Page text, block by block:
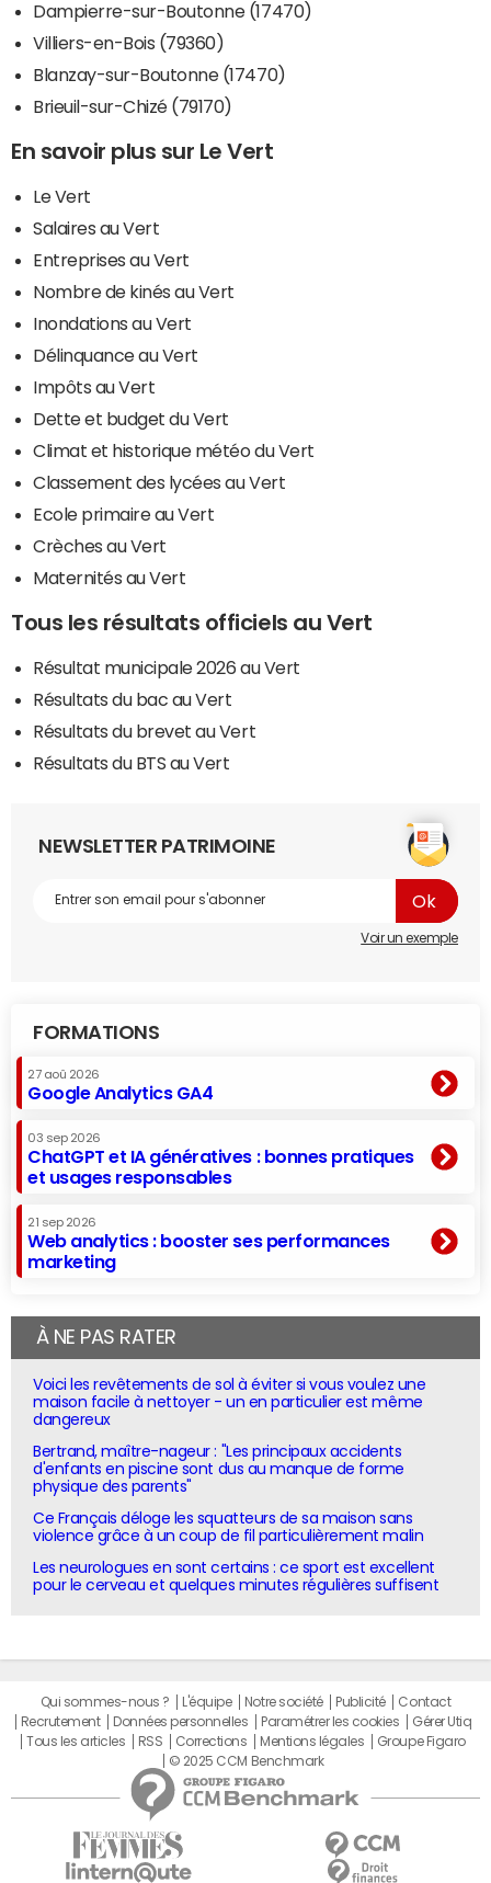
Dampierre-sur-Boutonne (17470)
Villiers-en-Bois (79360)
Blanzay-sur-Boutonne (17470)
Brieuil-sur-Chizé (79170)
En savoir plus sur Le Vert
Le Vert
Salaires au Vert
Entreprises au Vert
Nombre de kinés au Vert
Inondations au Vert
Délinquance au Vert
Impôts au Vert
Dette et budget du Vert
Climat et historique météo du Vert
Classement des lycées au Vert
Ecole primaire au Vert
Crèches au Vert
Maternités au Vert
Tous les résultats officiels au Vert
Résultat municipale 2026 au Vert
Résultats du bac au Vert
Résultats du brevet au Vert
Résultats du BTS au Vert
NEWSLETTER PATRIMOINE
Voir un exemple
FORMATIONS
27 aoû 2026
Google Analytics GA4
03 sep 2026
ChatGPT et IA génératives : bonnes pratiques
et usages responsables
21 sep 2026
Web analytics : booster ses performances
marketing
À NE PAS RATER
Voici les revêtements de sol à éviter si vous voulez une
maison facile à nettoyer - un en particulier est même
dangereux
Bertrand, maître-nageur : "Les principaux accidents
d'enfants en piscine sont dus au manque de forme
physique des parents"
Ce Français déloge les squatteurs de sa maison sans
violence grâce à un coup de fil particulièrement malin
Les neurologues en sont certains : ce sport est excellent
pour le cerveau et quelques minutes régulières suffisent
Qui sommes-nous ? L'équipe Notre société Publicité
Contact
Recrutement
Données personnelles Paramétrer les cookies
Gérer Utiq
Tous les articles
RSS Corrections Mentions légales
Groupe Figaro
© 2025 CCM Benchmark